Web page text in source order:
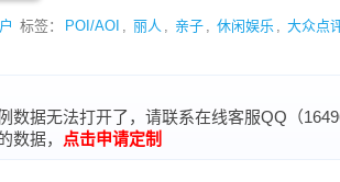
标签： POI/AOI , 丽人 , 亲子 , 休闲娱乐 , 大众点
数据无法打开了，请联系在线客服QQ（
数据，
点击申请定制